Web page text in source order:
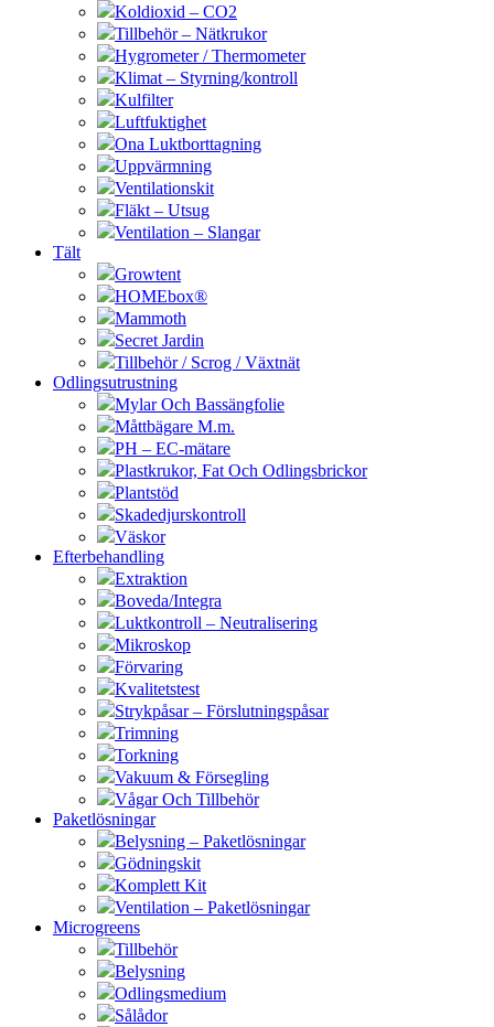
Koldioxid – CO2
Tillbehör – Nätkrukor
Hygrometer / Thermometer
Klimat – Styrning/kontroll
Kulfilter
Luftfuktighet
Ona Luktborttagning
Uppvärmning
Ventilationskit
Fläkt – Utsug
Ventilation – Slangar
Tält
Growtent
HOMEbox®
Mammoth
Secret Jardin
Tillbehör / Scrog / Växtnät
Odlingsutrustning
Mylar Och Bassängfolie
Måttbägare M.m.
PH – EC-mätare
Plastkrukor, Fat Och Odlingsbrickor
Plantstöd
Skadedjurskontroll
Väskor
Efterbehandling
Extraktion
Boveda/Integra
Luktkontroll – Neutralisering
Mikroskop
Förvaring
Kvalitetstest
Strykpåsar – Förslutningspåsar
Trimning
Torkning
Vakuum & Försegling
Vågar Och Tillbehör
Paketlösningar
Belysning – Paketlösningar
Gödningskit
Komplett Kit
Ventilation – Paketlösningar
Microgreens
Tillbehör
Belysning
Odlingsmedium
Sålådor